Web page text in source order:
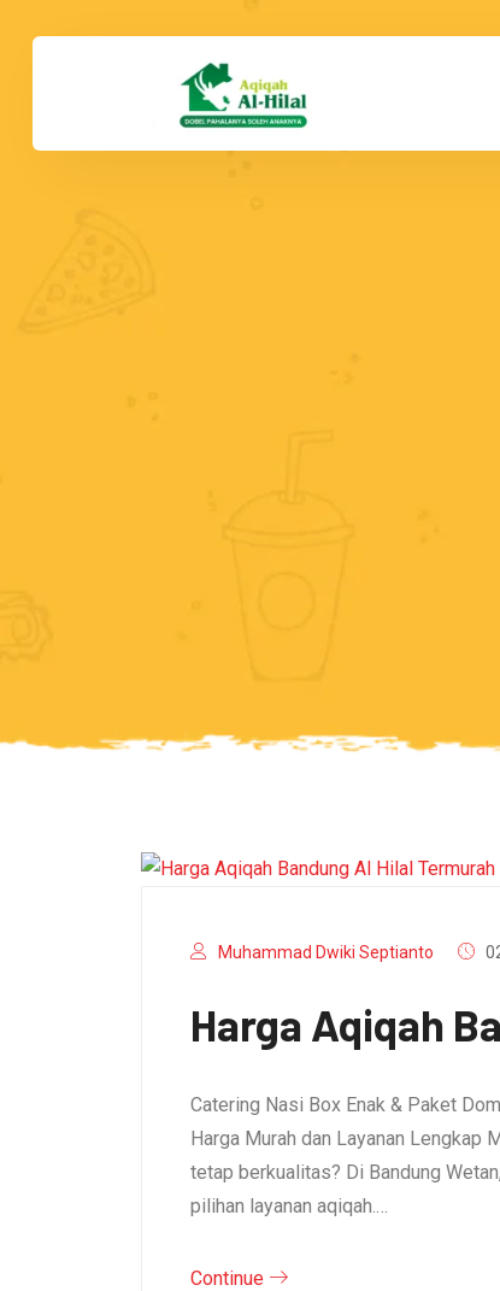
Muhammad Dwiki Septianto
Harga Aqiqah
Catering Nasi Box Enak & Paket
Harga Murah dan Layanan Lengkap
tetap berkualitas? Di Bandung
pilihan layanan aqiqah.…
Continue